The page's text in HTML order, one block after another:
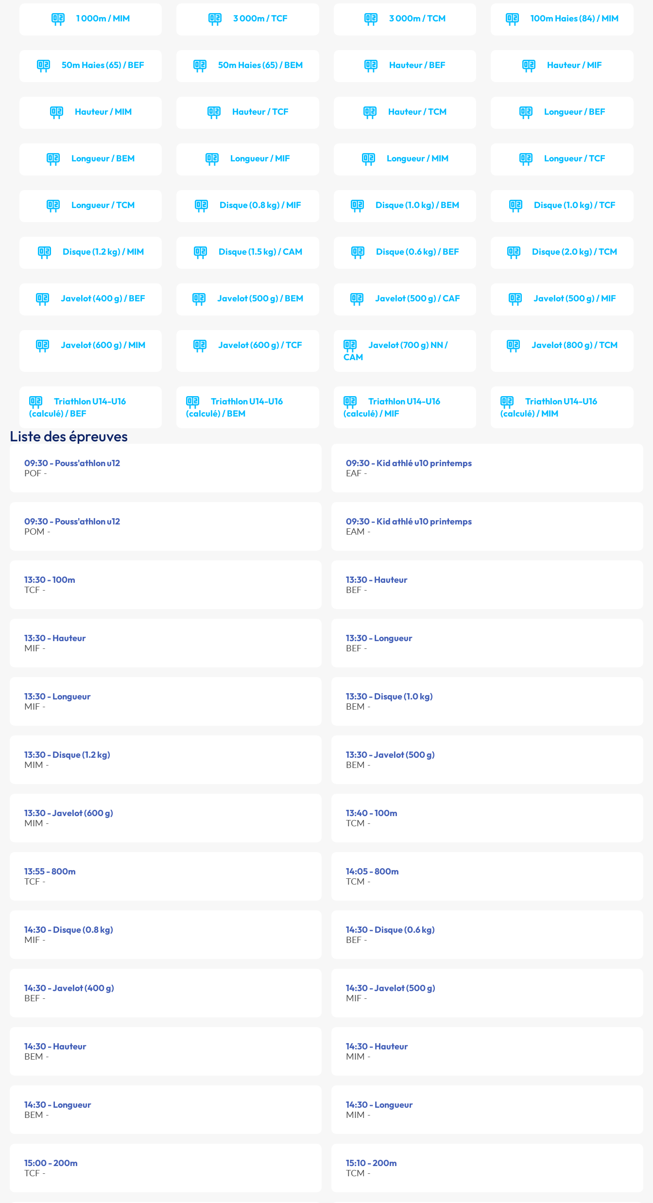
1 000m / MIM 3 000m / TCF 3 000m / TCM 100m Haies (84) / MIM
50m Haies (65) / BEF 50m Haies (65) / BEM Hauteur / BEF Hauteur / MIF
Hauteur / MIM Hauteur / TCF Hauteur / TCM Longueur / BEF
Longueur / BEM Longueur / MIF Longueur / MIM Longueur / TCF
Longueur / TCM Disque (0.8 kg) / MIF Disque (1.0 kg) / BEM Disque (1.0 kg) / TCF
Disque (1.2 kg) / MIM Disque (1.5 kg) / CAM Disque (0.6 kg) / BEF Disque (2.0 kg) / TCM
Javelot (400 g) / BEF Javelot (500 g) / BEM Javelot (500 g) / CAF Javelot (500 g) / MIF
Javelot (600 g) / MIM Javelot (600 g) / TCF
Javelot (700 g) NN /
CAM
Javelot (800 g) / TCM
Triathlon U14-U16
(calculé) / BEF
Triathlon U14-U16
(calculé) / BEM
Triathlon U14-U16
(calculé) / MIF
Triathlon U14-U16
(calculé) / MIM
Liste des épreuves
09:30 - Pouss'athlon u12
POF -
09:30 - Kid athlé u10 printemps
EAF -
09:30 - Pouss'athlon u12
POM -
09:30 - Kid athlé u10 printemps
EAM -
13:30 - 100m
TCF -
13:30 - Hauteur
BEF -
13:30 - Hauteur
MIF -
13:30 - Longueur
BEF -
13:30 - Longueur
MIF -
13:30 - Disque (1.0 kg)
BEM -
13:30 - Disque (1.2 kg)
MIM -
13:30 - Javelot (500 g)
BEM -
13:30 - Javelot (600 g)
MIM -
13:40 - 100m
TCM -
13:55 - 800m
TCF -
14:05 - 800m
TCM -
14:30 - Disque (0.8 kg)
MIF -
14:30 - Disque (0.6 kg)
BEF -
14:30 - Javelot (400 g)
BEF -
14:30 - Javelot (500 g)
MIF -
14:30 - Hauteur
BEM -
14:30 - Hauteur
MIM -
14:30 - Longueur
BEM -
14:30 - Longueur
MIM -
15:00 - 200m
TCF -
15:10 - 200m
TCM -